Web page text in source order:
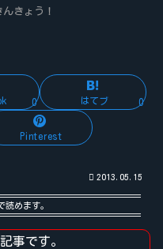
んきょう！
0 はてブ 0
Pinterest
2013.05.15
読めます。
事です。